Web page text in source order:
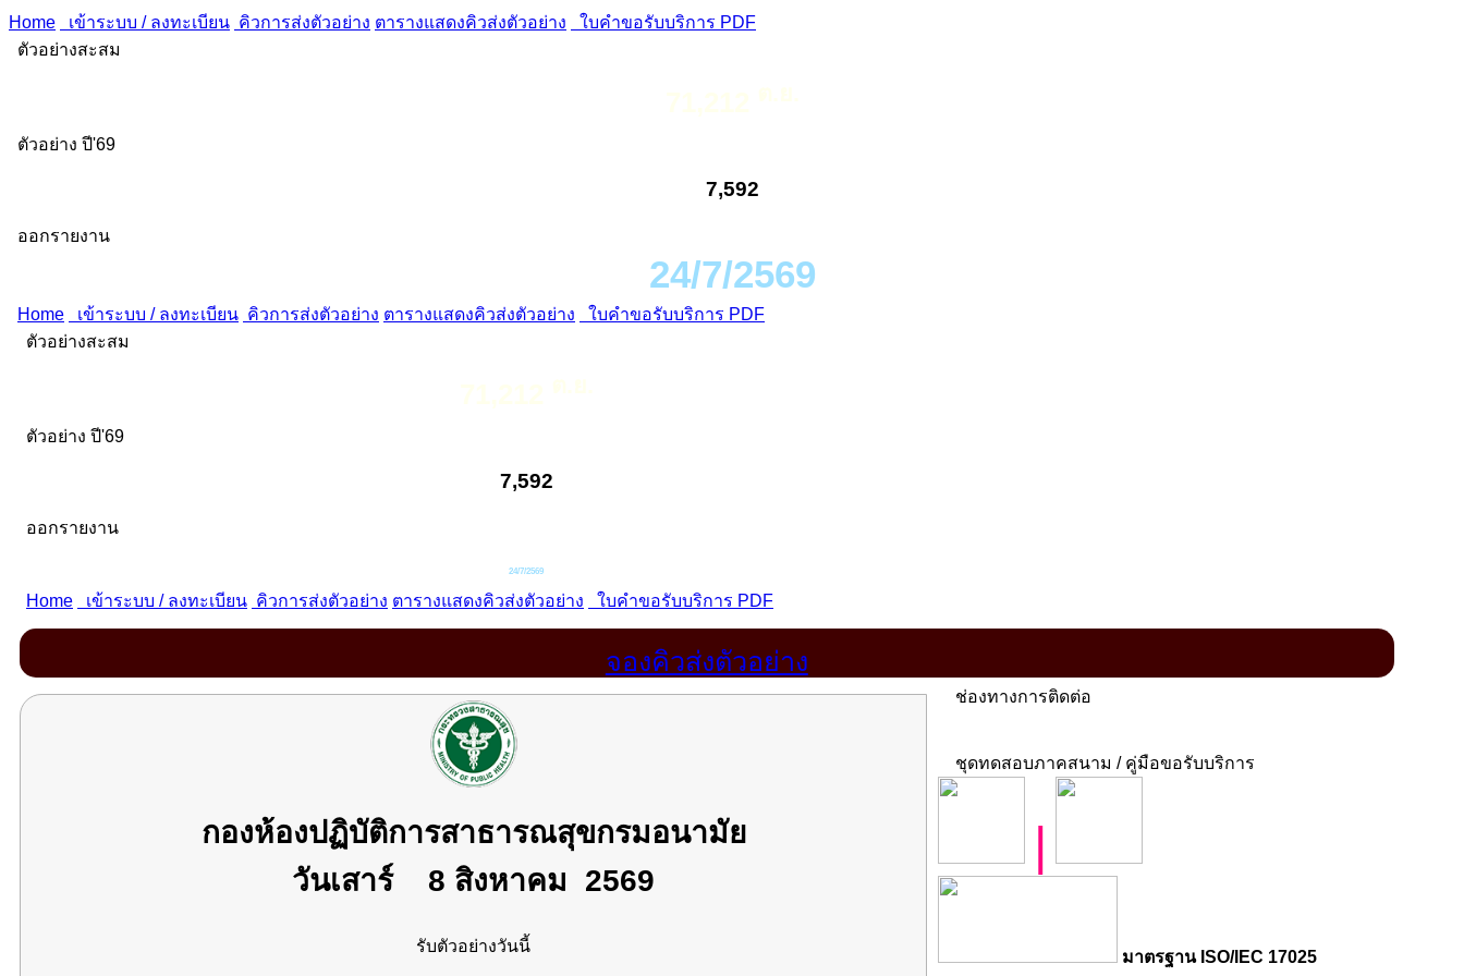
Home เข้าระบบ / ลงทะเบียน คิวการส่งตัวอย่าง ตารางแสดงคิวส่งตัวอย่าง
ใบคำขอรับบริการ PDF
ตัวอย่างสะสม
ตัวอย่าง ปี'69
7,592
ออกรายงาน
24/7/2569
จองคิวส่งตัวอย่าง
กองห้องปฏิบัติการสาธารณสุขกรมอนามัย
วันเสาร์
8 สิงหาคม 2569
รับตัวอย่างวันนี้
ช่องทางการติดต่อ
ชุดทดสอบภาคสนาม / คู่มือขอรับบริการ
มาตรฐาน ISO/IEC 17025